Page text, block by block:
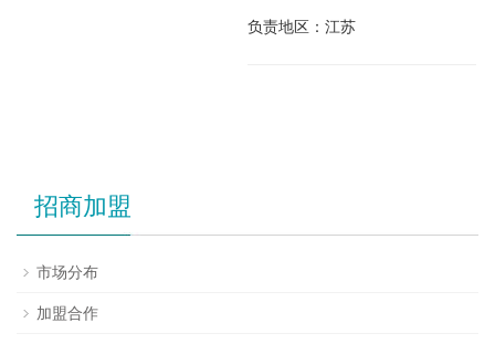
负责地区：江苏
招商加盟
市场分布
加盟合作